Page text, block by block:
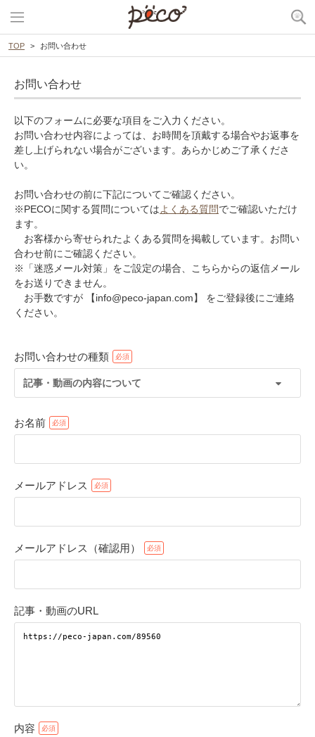
TOP お問い合わせ
お問い合わせ
以下のフォームに必要な項目をご入力ください。
お問い合わせ内容によっては、お時間を頂戴する場合やお返事を
差し上げられない場合がございます。あらかじめご了承くださ
い。
お問い合わせの前に下記についてご確認ください。
※PECOに関する質問についてはよくある質問でご確認いただけ
ます。
お客様から寄せられたよくある質問を掲載しています。お問い
合わせ前にご確認ください。
※「迷惑メール対策」をご設定の場合、こちらからの返信メール
をお送りできません。
お手数ですが 【info@peco-japan.com】 をご登録後にご連絡
ください。
お問い合わせの種類
記事・動画の内容について
お名前
メールアドレス
メールアドレス（確認用）
記事・動画のURL
内容
アプリで開く